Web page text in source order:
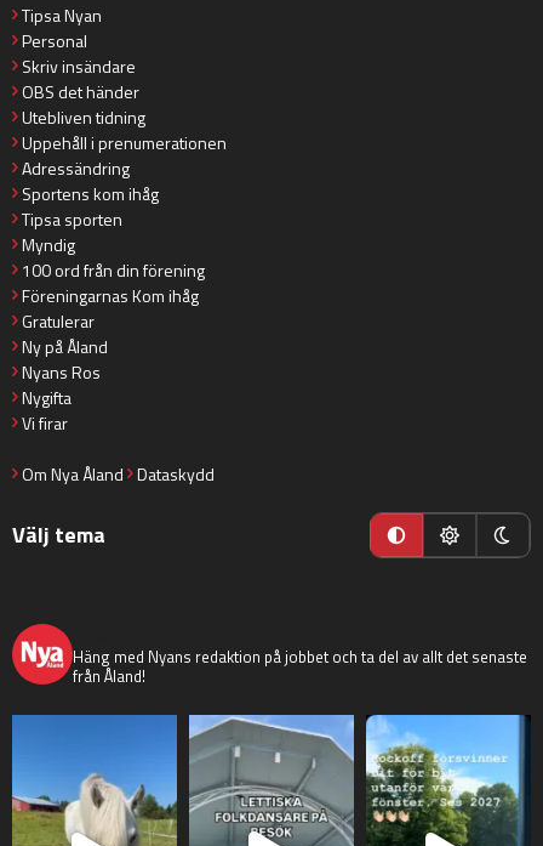
Tipsa Nyan
Personal
Skriv insändare
OBS det händer
Utebliven tidning
Uppehåll i prenumerationen
Adressändring
Sportens kom ihåg
Tipsa sporten
Myndig
100 ord från din förening
Föreningarnas Kom ihåg
Gratulerar
Ny på Åland
Nyans Ros
Nygifta
Vi firar
Om Nya Åland Dataskydd
Välj tema
Häng med Nyans redaktion på jobbet och ta del av allt det senaste
från Åland!